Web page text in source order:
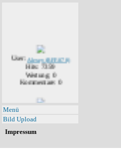
User: Alexey (RFF-078)
Hits: 7359
Wertung: 0
Kommentare: 0
User:
Wertung: 0
Kommentare: 1
Menü
Bild Upload
Impressum